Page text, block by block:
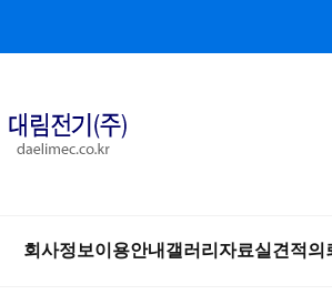
회사정보이용안내 갤러리 자료실 견적의